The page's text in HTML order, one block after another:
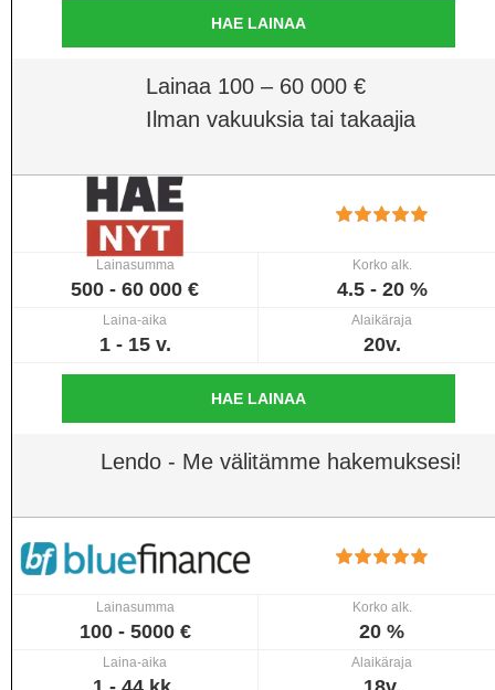
HAE LAINAA
Lainaa 100 – 60 000 €
Ilman vakuuksia tai takaajia
Lainasumma
500 - 60 000 €
Korko alk.
4.5 - 20 %
Laina-aika
1 - 15 v.
Alaikäraja
20v.
HAE LAINAA
Lendo - Me välitämme hakemuksesi!
Lainasumma
100 - 5000 €
Korko alk.
20 %
Laina-aika Alaikäraja